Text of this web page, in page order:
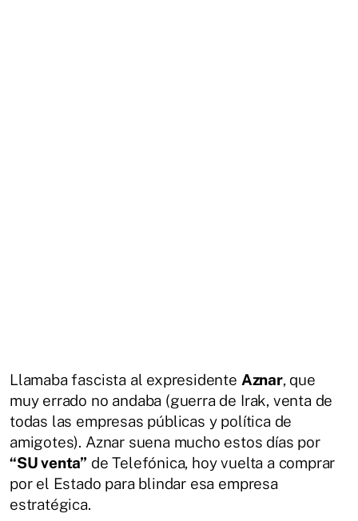
Llamaba fascista al expresidente Aznar, que
muy errado no andaba (guerra de Irak, venta de
todas las empresas públicas y política de
amigotes). Aznar suena mucho estos días por
“SU venta” de Telefónica, hoy vuelta a comprar
por el Estado para blindar esa empresa
estratégica.